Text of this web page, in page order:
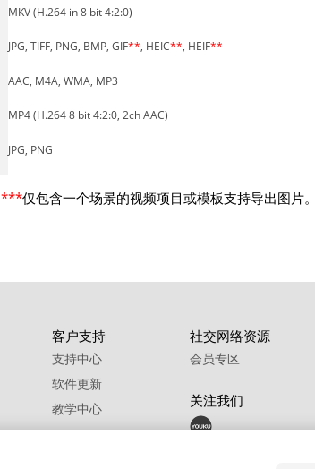
MKV (H.264 in 8 bit 4:2:0)
JPG, TIFF, PNG, BMP, GIF**, HEIC**, HEIF**
AAC, M4A, WMA, MP3
MP4 (H.264 8 bit 4:2:0, 2ch AAC)
JPG, PNG
***仅包含一个场景的视频项目或模板支持导出图片。
客户支持
支持中心
软件更新
教学中心
社交网络资源
会员专区
关注我们